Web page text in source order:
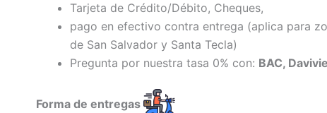
Tarjeta de Crédito/Débito, Cheques,
pago en efectivo contra entrega (aplica para
de San Salvador y Santa Tecla)
Pregunta por nuestra tasa 0% con: BAC,
Forma de entregas